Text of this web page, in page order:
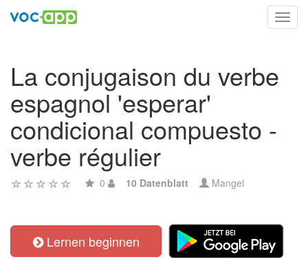
La conjugaison du verbe
espagnol 'esperar'
condicional compuesto -
verbe régulier
0 10 Datenblatt Mangel
Lernen beginnen